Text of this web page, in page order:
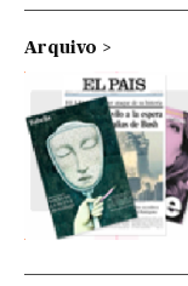
Arquivo